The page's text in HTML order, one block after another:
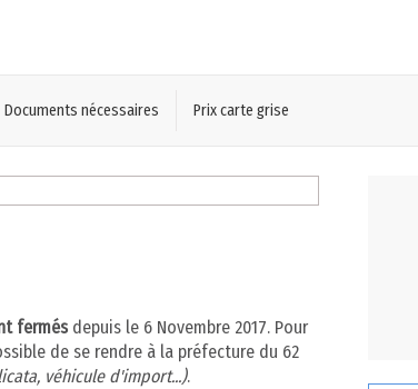
Documents nécessaires Prix carte grise
fermés depuis le 6 Novembre 2017. Pour
de se rendre à la préfecture du 62
véhicule d'import...).